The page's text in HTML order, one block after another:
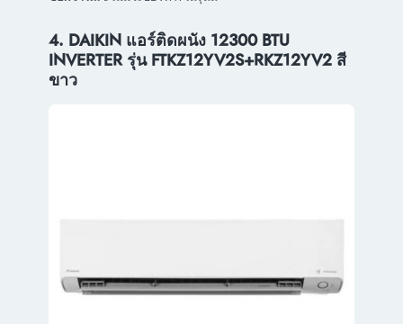
4. DAIKIN แอร์ติดผนัง 12300 BTU
INVERTER รุ่น FTKZ12YV2S+RKZ12YV2 สี
ขาว